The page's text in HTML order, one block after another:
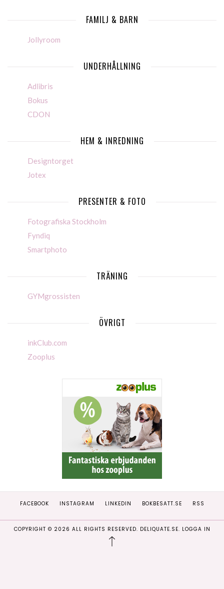
FAMILJ & BARN
Jollyroom
UNDERHÅLLNING
Adlibris
Bokus
CDON
HEM & INREDNING
Designtorget
Jotex
PRESENTER & FOTO
Fotografiska Stockholm
Fyndiq
Smartphoto
TRÄNING
GYMgrossisten
ÖVRIGT
inkClub.com
Zooplus
FACEBOOK INSTAGRAM LINKEDIN BOKBESATT.SE RSS
COPYRIGHT © 2026 ALL RIGHTS RESERVED. DELIQUATE.SE. LOGGA IN